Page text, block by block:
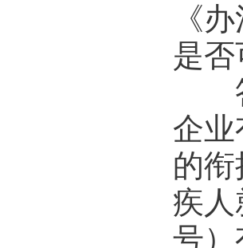
《
是
答
企
的
疾
号）